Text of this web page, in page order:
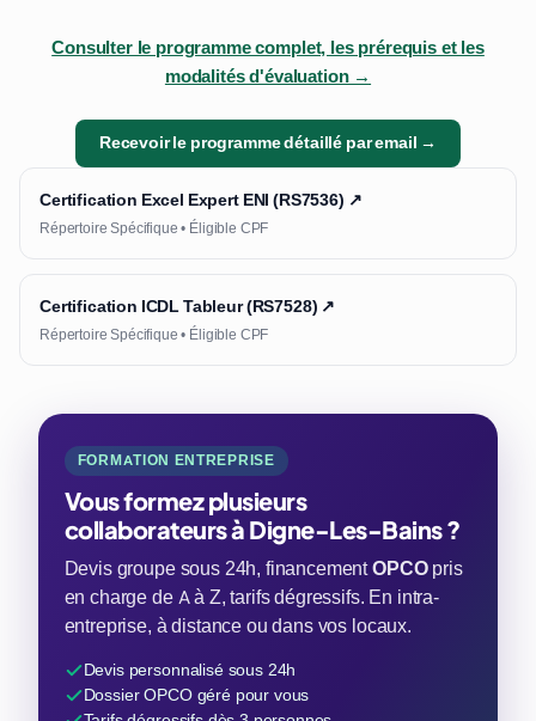
Consulter le programme complet, les prérequis et les
modalités d'évaluation →
Recevoir le programme détaillé par email →
Certification Excel Expert ENI (RS7536) ↗
Répertoire Spécifique • Éligible CPF
Certification ICDL Tableur (RS7528) ↗
Répertoire Spécifique • Éligible CPF
FORMATION ENTREPRISE
Vous formez plusieurs
collaborateurs à Digne-Les-Bains ?
Devis groupe sous 24h, financementOPCOpris
en charge de A à Z, tarifs dégressifs. En intra-
entreprise, à distance ou dans vos locaux.
Devis personnalisé sous 24h
Dossier OPCO géré pour vous